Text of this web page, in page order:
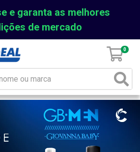
e garanta as melhores
de mercado
0